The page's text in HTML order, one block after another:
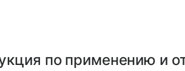
по применению и